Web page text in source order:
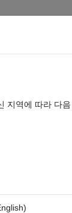
showing
열기 0 개 추천
지역에 따라 다